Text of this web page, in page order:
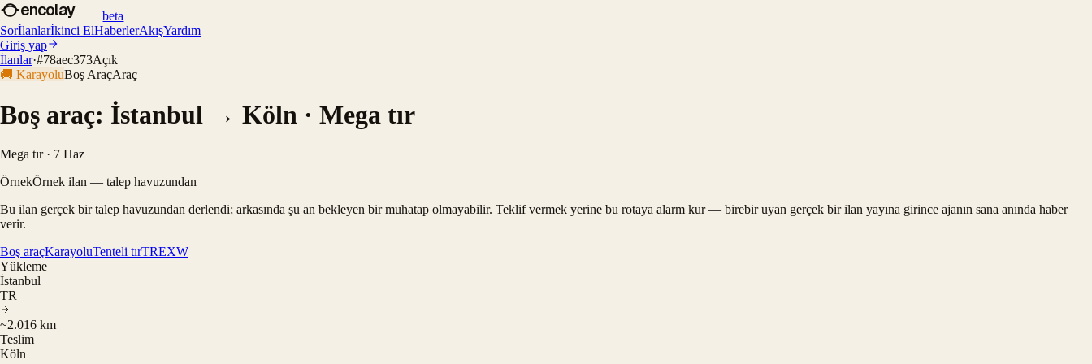
encolay
beta
Sorİlanlarİkinci ElHaberlerAkışYardım
Giriş yap
İlanlar·#78aec373Açık
🚚 KarayoluBoş AraçAraç
Boş araç: İstanbul → Köln · Mega tır
Mega tır · 7 Haz
ÖrnekÖrnek ilan — talep havuzundan
Bu ilan gerçek bir talep havuzundan derlendi; arkasında şu an bekleyen bir muhatap olmayabilir. Teklif vermek yerine bu rotaya alarm kur — birebir uyan gerçek bir ilan yayına girince ajanın sana anında haber
verir.
Boş araçKarayoluTenteli tırTREXW
Yükleme
İstanbul
TR
~2.016 km
Teslim
Köln